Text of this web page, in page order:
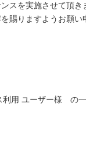
スを実施させて頂き
賜りますようお願い
用 ユーザー様　の